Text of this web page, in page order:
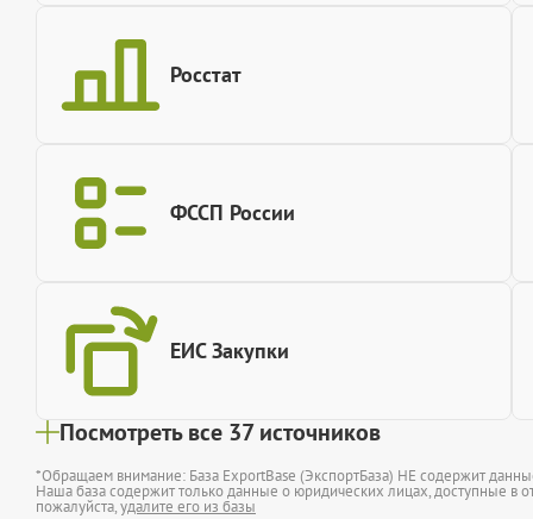
Росстат
ФССП России
ЕИС Закупки
Посмотреть все 37 источников
*Обращаем внимание: База ExportBase (ЭкспортБаза) НЕ содержит
Наша база содержит только данные о юридических лицах, доступные в
пожалуйста,удалите его из базы